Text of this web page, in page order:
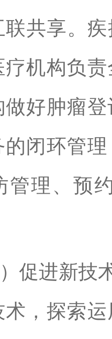
联共享。
机构负
好肿瘤
闭环管
管理、预
进新技术
，探索